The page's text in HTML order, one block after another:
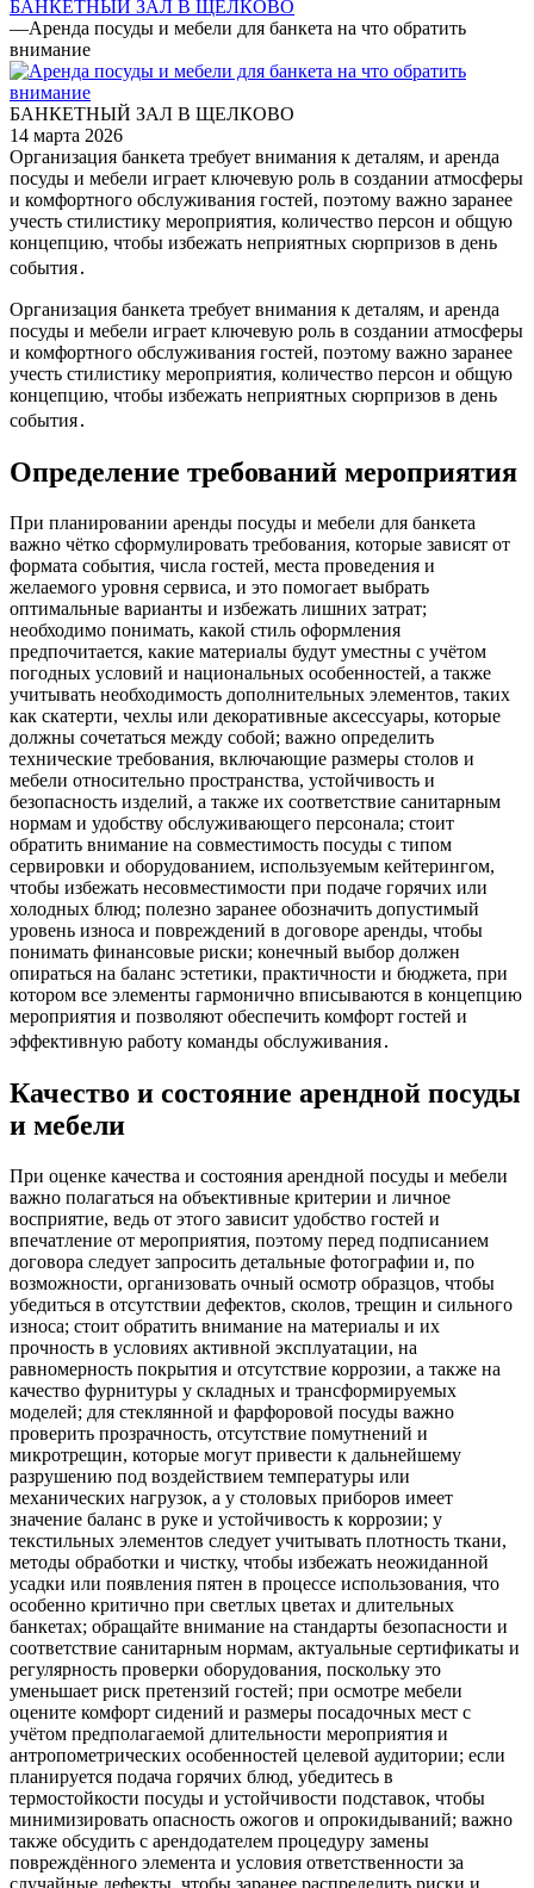
БАНКЕТНЫЙ ЗАЛ В ЩЕЛКОВО
—Аренда посуды и мебели для банкета на что обратить
внимание
БАНКЕТНЫЙ ЗАЛ В ЩЕЛКОВО
14 марта 2026
Организация банкета требует внимания к деталям, и аренда
посуды и мебели играет ключевую роль в создании атмосферы
и комфортного обслуживания гостей, поэтому важно заранее
учесть стилистику мероприятия, количество персон и общую
концепцию, чтобы избежать неприятных сюрпризов в день
события․
Организация банкета требует внимания к деталям, и аренда
посуды и мебели играет ключевую роль в создании атмосферы
и комфортного обслуживания гостей, поэтому важно заранее
учесть стилистику мероприятия, количество персон и общую
концепцию, чтобы избежать неприятных сюрпризов в день
события․
Определение требований мероприятия
При планировании аренды посуды и мебели для банкета
важно чётко сформулировать требования, которые зависят от
формата события, числа гостей, места проведения и
желаемого уровня сервиса, и это помогает выбрать
оптимальные варианты и избежать лишних затрат;
необходимо понимать, какой стиль оформления
предпочитается, какие материалы будут уместны с учётом
погодных условий и национальных особенностей, а также
учитывать необходимость дополнительных элементов, таких
как скатерти, чехлы или декоративные аксессуары, которые
должны сочетаться между собой; важно определить
технические требования, включающие размеры столов и
мебели относительно пространства, устойчивость и
безопасность изделий, а также их соответствие санитарным
нормам и удобству обслуживающего персонала; стоит
обратить внимание на совместимость посуды с типом
сервировки и оборудованием, используемым кейтерингом,
чтобы избежать несовместимости при подаче горячих или
холодных блюд; полезно заранее обозначить допустимый
уровень износа и повреждений в договоре аренды, чтобы
понимать финансовые риски; конечный выбор должен
опираться на баланс эстетики, практичности и бюджета, при
котором все элементы гармонично вписываются в концепцию
мероприятия и позволяют обеспечить комфорт гостей и
эффективную работу команды обслуживания․
Качество и состояние арендной посуды
и мебели
При оценке качества и состояния арендной посуды и мебели
важно полагаться на объективные критерии и личное
восприятие, ведь от этого зависит удобство гостей и
впечатление от мероприятия, поэтому перед подписанием
договора следует запросить детальные фотографии и, по
возможности, организовать очный осмотр образцов, чтобы
убедиться в отсутствии дефектов, сколов, трещин и сильного
износа; стоит обратить внимание на материалы и их
прочность в условиях активной эксплуатации, на
равномерность покрытия и отсутствие коррозии, а также на
качество фурнитуры у складных и трансформируемых
моделей; для стеклянной и фарфоровой посуды важно
проверить прозрачность, отсутствие помутнений и
микротрещин, которые могут привести к дальнейшему
разрушению под воздействием температуры или
механических нагрузок, а у столовых приборов имеет
значение баланс в руке и устойчивость к коррозии; у
текстильных элементов следует учитывать плотность ткани,
методы обработки и чистку, чтобы избежать неожиданной
усадки или появления пятен в процессе использования, что
особенно критично при светлых цветах и длительных
банкетах; обращайте внимание на стандарты безопасности и
соответствие санитарным нормам, актуальные сертификаты и
регулярность проверки оборудования, поскольку это
уменьшает риск претензий гостей; при осмотре мебели
оцените комфорт сидений и размеры посадочных мест с
учётом предполагаемой длительности мероприятия и
антропометрических особенностей целевой аудитории; если
планируется подача горячих блюд, убедитесь в
термостойкости посуды и устойчивости подставок, чтобы
минимизировать опасность ожогов и опрокидываний; важно
также обсудить с арендодателем процедуру замены
повреждённого элемента и условия ответственности за
случайные дефекты, чтобы заранее распределить риски и